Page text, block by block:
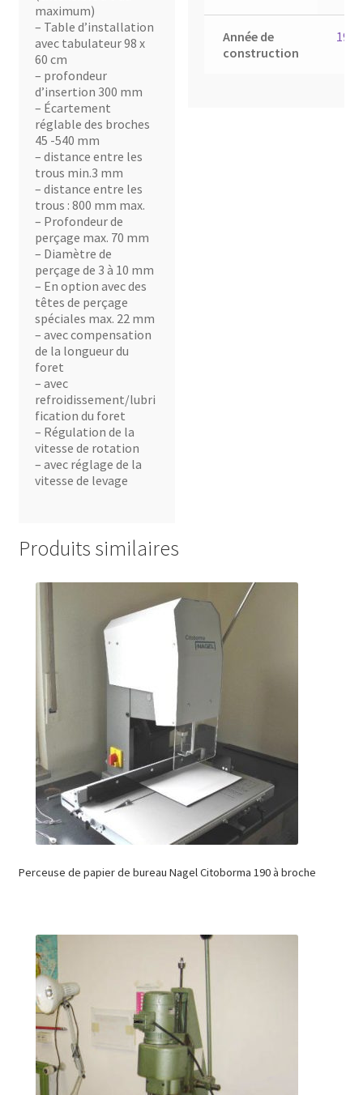
maximum)
– Table d’installation
avec tabulateur 98 x
60 cm
– profondeur
d’insertion 300 mm
– Écartement
réglable des broches
45 -540 mm
– distance entre les
trous min.3 mm
– distance entre les
trous : 800 mm max.
– Profondeur de
perçage max. 70 mm
– Diamètre de
perçage de 3 à 10 mm
– En option avec des
têtes de perçage
spéciales max. 22 mm
– avec compensation
de la longueur du
foret
– avec
refroidissement/lubri
fication du foret
– Régulation de la
vitesse de rotation
– avec réglage de la
vitesse de levage
Année de
construction
1997
Produits similaires
Perceuse de papier de bureau Nagel Citoborma 190 à broche